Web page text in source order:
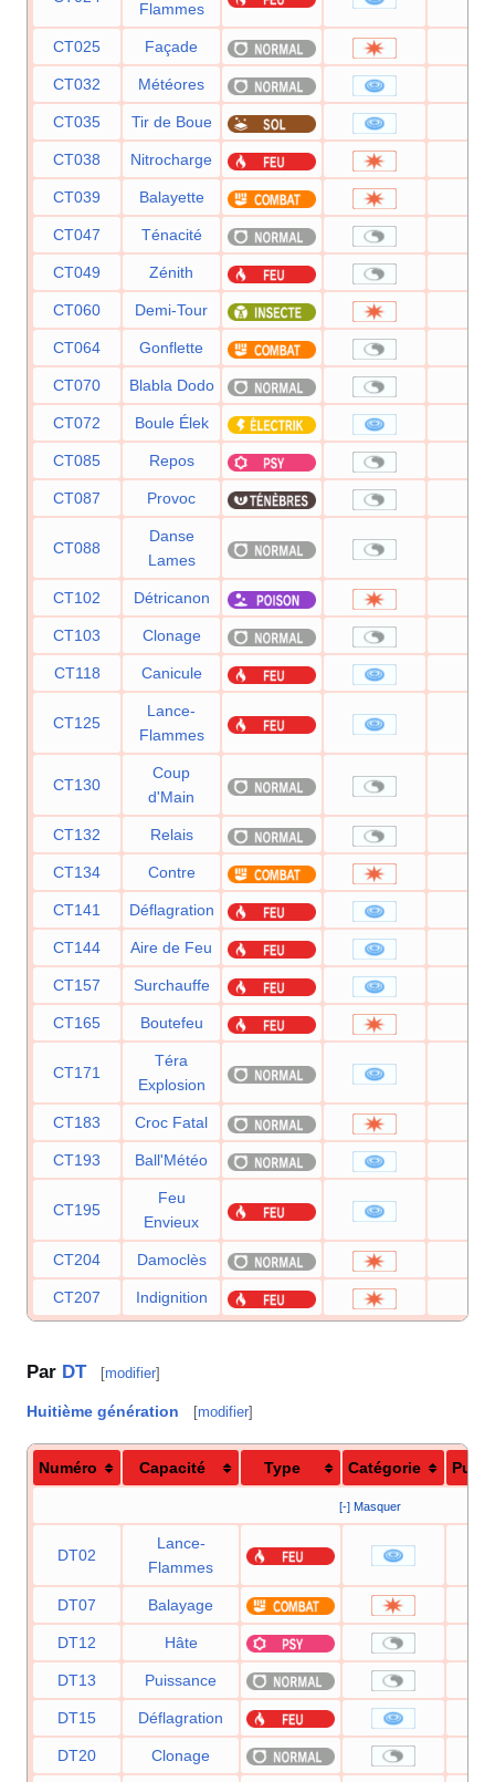
Flammes
CT025 Façade
CT032 Météores
CT035 Tir de Boue
CT038 Nitrocharge
CT039 Balayette
CT047 Ténacité
CT049 Zénith
CT060 Demi-Tour
CT064 Gonflette
CT070 Blabla Dodo
CT072 Boule Élek
CT085 Repos
CT087 Provoc
CT088
Danse
Lames
CT102 Détricanon
CT103 Clonage
CT118 Canicule
CT125
Lance-
Flammes
CT130
Coup
d'Main
CT132 Relais
CT134 Contre
CT141 Déflagration
CT144 Aire de Feu
CT157 Surchauffe
CT165 Boutefeu
CT171
Téra
Explosion
CT183 Croc Fatal
CT193 Ball'Météo
CT195
Feu
Envieux
CT204 Damoclès
CT207 Indignition
Par DT [modifier]
Huitième génération [modifier]
Numéro Capacité Type Catégorie
[-] Masquer
DT02
Lance-
Flammes
DT07 Balayage
DT12 Hâte
DT13 Puissance
DT15 Déflagration
DT20 Clonage